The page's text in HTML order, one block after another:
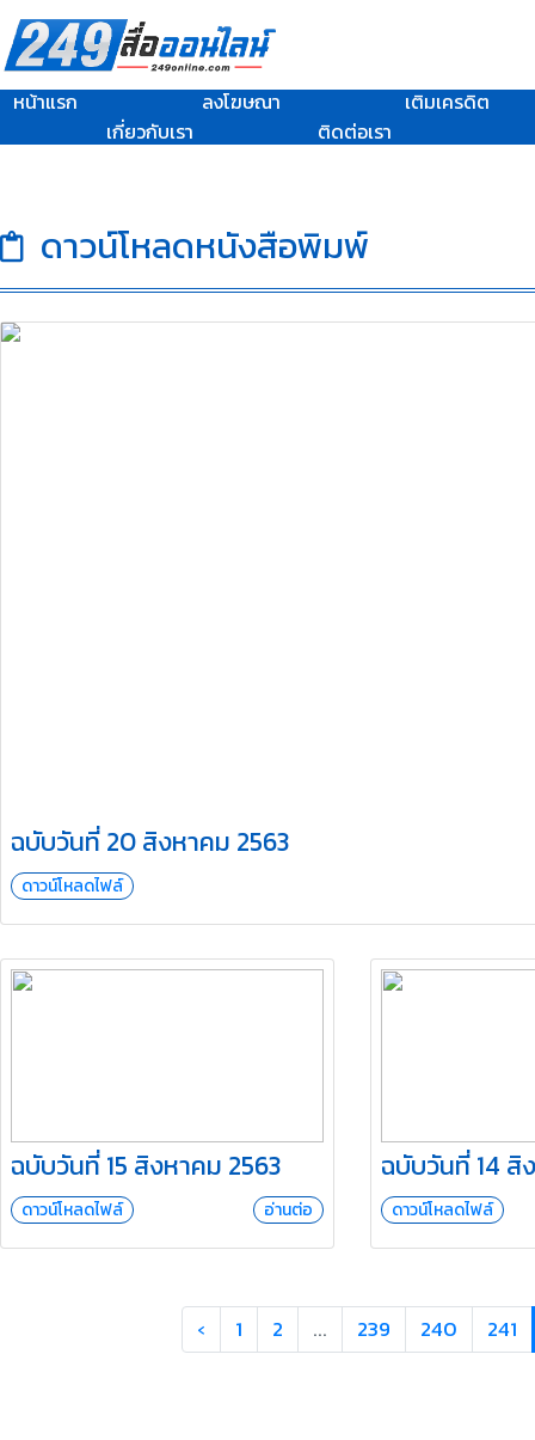
หน้าแรก ลงโฆษณา
เติมเครดิต
เกี่ยวกับเรา
ติดต่อเรา
ดาวน์โหลดหนังสือพิมพ์
ฉบับวันที่ 20 สิงหาคม 2563
ดาวน์โหลดไฟล์
ฉบับวันที่ 15 สิงหาคม 2563
ดาวน์โหลดไฟล์ อ่านต่อ
ฉบับวันที่ 14 สิ
ดาวน์โหลดไฟล์
‹ 1 2 ... 239 240 241